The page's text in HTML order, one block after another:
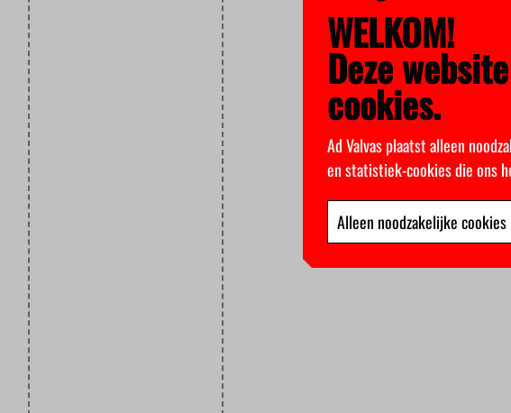
WELKOM!
Deze
cookies.
Ad Valvas plaatst alleen
en statistiek-cookies die ons
Alleen noodzakelijke cookies